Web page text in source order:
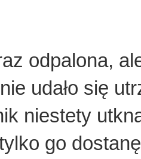
odpalona,
udało się
niestety
go